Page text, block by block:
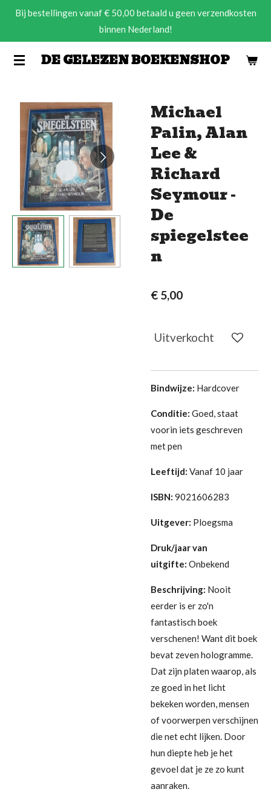
Ga
de
DE GELEZEN BOEKENSHOP
Bij bestellingen vanaf € 50,00 betaald u geen verzendkosten
binnen Nederland!
Michael
Palin, Alan
Lee &
Richard
Seymour -
De
spiegelstee
n
€ 5,00
Uitverkocht
Bindwijze: Hardcover
Conditie: Goed, staat
voorin iets geschreven
met pen
Leeftijd: Vanaf 10 jaar
ISBN: 9021606283
Uitgever: Ploegsma
Druk/jaar van
uitgifte: Onbekend
Beschrijving: Nooit
eerder is er zo'n
fantastisch boek
verschenen! Want dit boek
bevat zeven hologramme.
Dat zijn platen waarop, als
ze goed in het licht
bekeken worden, mensen
of voorwerpen verschijnen
die net echt lijken. Door
hun diepte heb je het
gevoel dat je ze zo kunt
aanraken.